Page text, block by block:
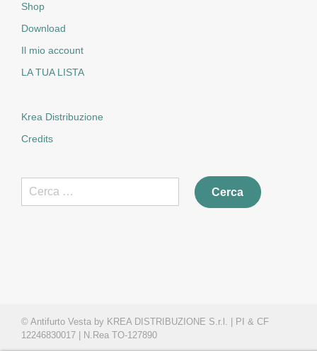
Shop
Download
Il mio account
LA TUA LISTA
Krea Distribuzione
Credits
per:
© Antifurto Vesta by KREA DISTRIBUZIONE S.r.l. | PI & CF
12246830017 | N.Rea TO-127890